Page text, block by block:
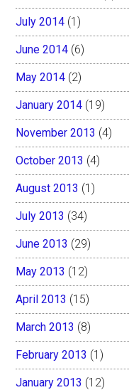
July 2014 (1)
June 2014 (6)
May 2014 (2)
January 2014 (19)
November 2013 (4)
October 2013 (4)
August 2013 (1)
July 2013 (34)
June 2013 (29)
May 2013 (12)
April 2013 (15)
March 2013 (8)
February 2013 (1)
January 2013 (12)